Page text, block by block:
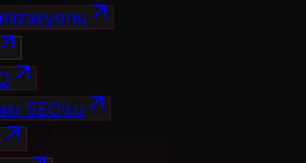
SEO’su